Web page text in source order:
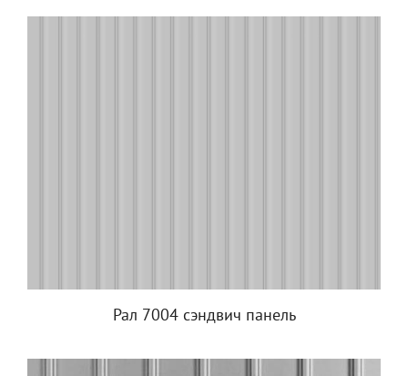
Рал 7004 сэндвич панель